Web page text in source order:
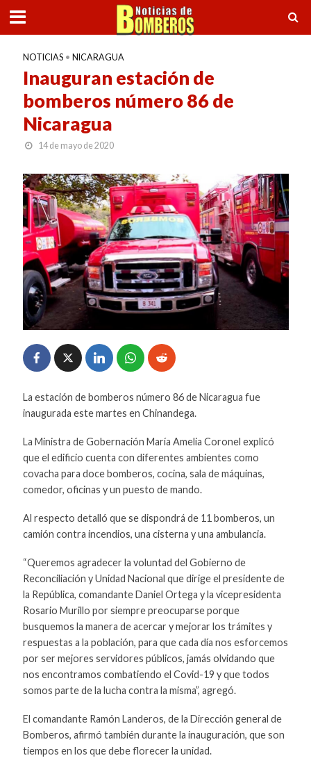
NOTICIAS • NICARAGUA
Inauguran estación de
bomberos número 86 de
Nicaragua
14 de mayo de 2020
La estación de bomberos número 86 de Nicaragua fue
inaugurada este martes en Chinandega.
La Ministra de Gobernación María Amelia Coronel explicó
que el edificio cuenta con diferentes ambientes como
covacha para doce bomberos, cocina, sala de máquinas,
comedor, oficinas y un puesto de mando.
Al respecto detalló que se dispondrá de 11 bomberos, un
camión contra incendios, una cisterna y una ambulancia.
“Queremos agradecer la voluntad del Gobierno de
Reconciliación y Unidad Nacional que dirige el presidente de
la República, comandante Daniel Ortega y la vicepresidenta
Rosario Murillo por siempre preocuparse porque
busquemos la manera de acercar y mejorar los trámites y
respuestas a la población, para que cada día nos esforcemos
por ser mejores servidores públicos, jamás olvidando que
nos encontramos combatiendo el Covid-19 y que todos
somos parte de la lucha contra la misma”, agregó.
El comandante Ramón Landeros, de la Dirección general de
Bomberos, afirmó también durante la inauguración, que son
tiempos en los que debe florecer la unidad.